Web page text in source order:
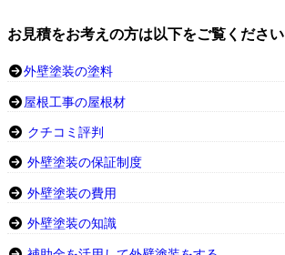
お見積をお考えの方は以下をご覧ください
外壁塗装の塗料
屋根工事の屋根材
クチコミ評判
外壁塗装の保証制度
外壁塗装の費用
外壁塗装の知識